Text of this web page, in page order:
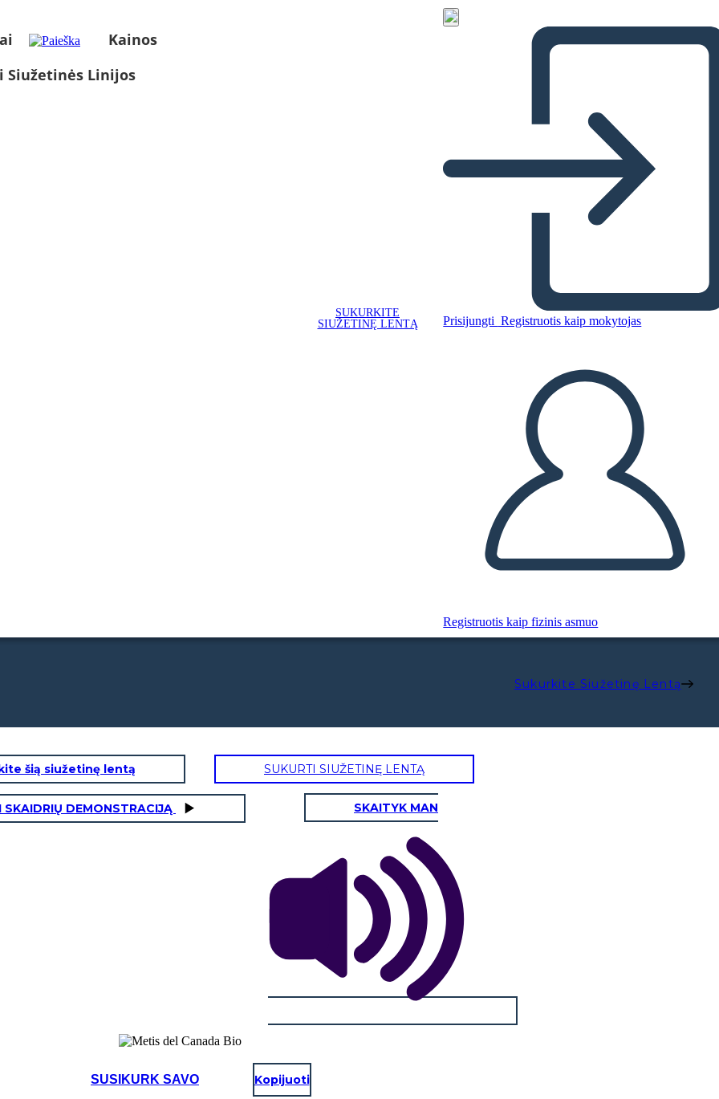
Kainos
Siužetinės Linijos
SUKURKITE
SIUŽETINĘ LENTĄ
Prisijungti Registruotis kaip mokytojas
Registruotis kaip fizinis asmuo
Sukurkite Siužetinę Lentą
šią siužetinę lentą SUKURTI SIUŽETINĘ LENTĄ
SKAIDRIŲ DEMONSTRACIJĄ SKAITYK MAN
SUSIKURK SAVO Kopijuoti